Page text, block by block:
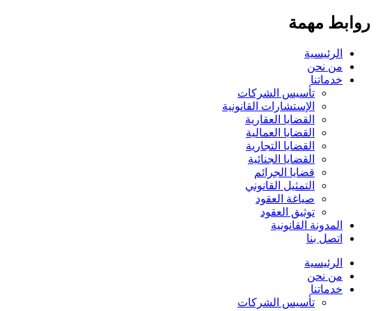
روابط مهمة
الرئيسية
من نحن
خدماتنا
تأسيس الشركات
الإستشارات القانونية
القضايا العقارية
القضايا العمالية
القضايا التجارية
القضايا الجنائية
قضايا الجرائم
التمثيل القانوني
صياغة العقود
توثيق العقود
المدونة القانونية
اتصل بنا
الرئيسية
من نحن
خدماتنا
تأسيس الشركات